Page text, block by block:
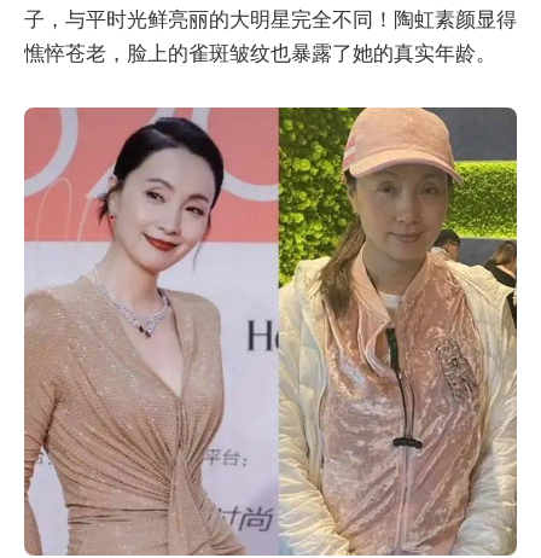
子，与平时光鲜亮丽的大明星完全不同！陶虹素颜显得
憔悴苍老，脸上的雀斑皱纹也暴露了她的真实年龄。